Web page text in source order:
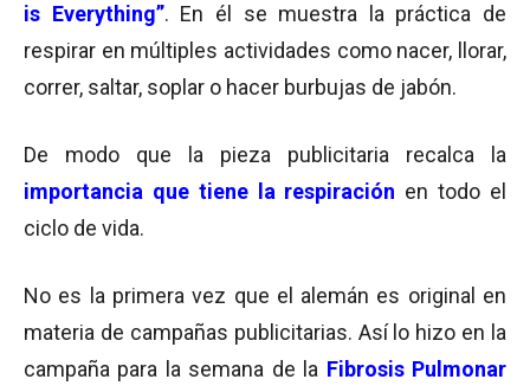
is Everything”. En él se muestra la práctica de
respirar en múltiples actividades como nacer, llorar,
correr, saltar, soplar o hacer burbujas de jabón.
De modo que la pieza publicitaria recalca la
importancia que tiene la respiración en todo el
ciclo de vida.
No es la primera vez que el alemán es original en
materia de campañas publicitarias. Así lo hizo en la
campaña para la semana de la Fibrosis Pulmonar